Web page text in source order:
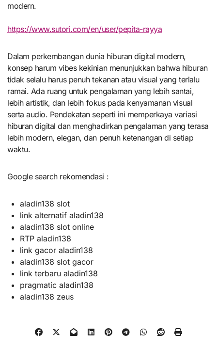
modern.
https://www.sutori.com/en/user/pepita-rayya
Dalam perkembangan dunia hiburan digital modern,
konsep harum vibes kekinian menunjukkan bahwa hiburan
tidak selalu harus penuh tekanan atau visual yang terlalu
ramai. Ada ruang untuk pengalaman yang lebih santai,
lebih artistik, dan lebih fokus pada kenyamanan visual
serta audio. Pendekatan seperti ini memperkaya variasi
hiburan digital dan menghadirkan pengalaman yang terasa
lebih modern, elegan, dan penuh ketenangan di setiap
waktu.
Google search rekomendasi :
aladin138 slot
link alternatif aladin138
aladin138 slot online
RTP aladin138
link gacor aladin138
aladin138 slot gacor
link terbaru aladin138
pragmatic aladin138
aladin138 zeus